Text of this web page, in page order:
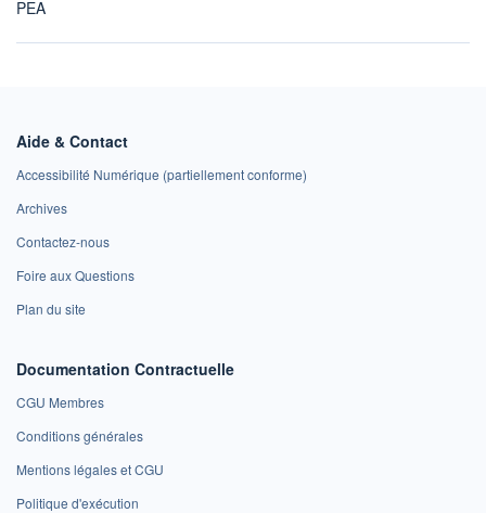
PEA
Aide & Contact
Accessibilité Numérique (partiellement conforme)
Archives
Contactez-nous
Foire aux Questions
Plan du site
Documentation Contractuelle
CGU Membres
Conditions générales
Mentions légales et CGU
Politique d'exécution